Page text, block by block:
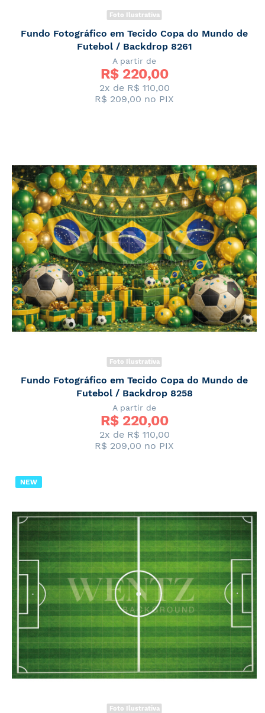
Foto Ilustrativa
Fundo Fotográfico em Tecido Copa do Mundo de
Futebol / Backdrop 8261
A partir de
R$ 220,00
2x de R$ 110,00
R$ 209,00 no PIX
Foto Ilustrativa
Fundo Fotográfico em Tecido Copa do Mundo de
Futebol / Backdrop 8258
A partir de
R$ 220,00
2x de R$ 110,00
R$ 209,00 no PIX
NEW
Foto Ilustrativa